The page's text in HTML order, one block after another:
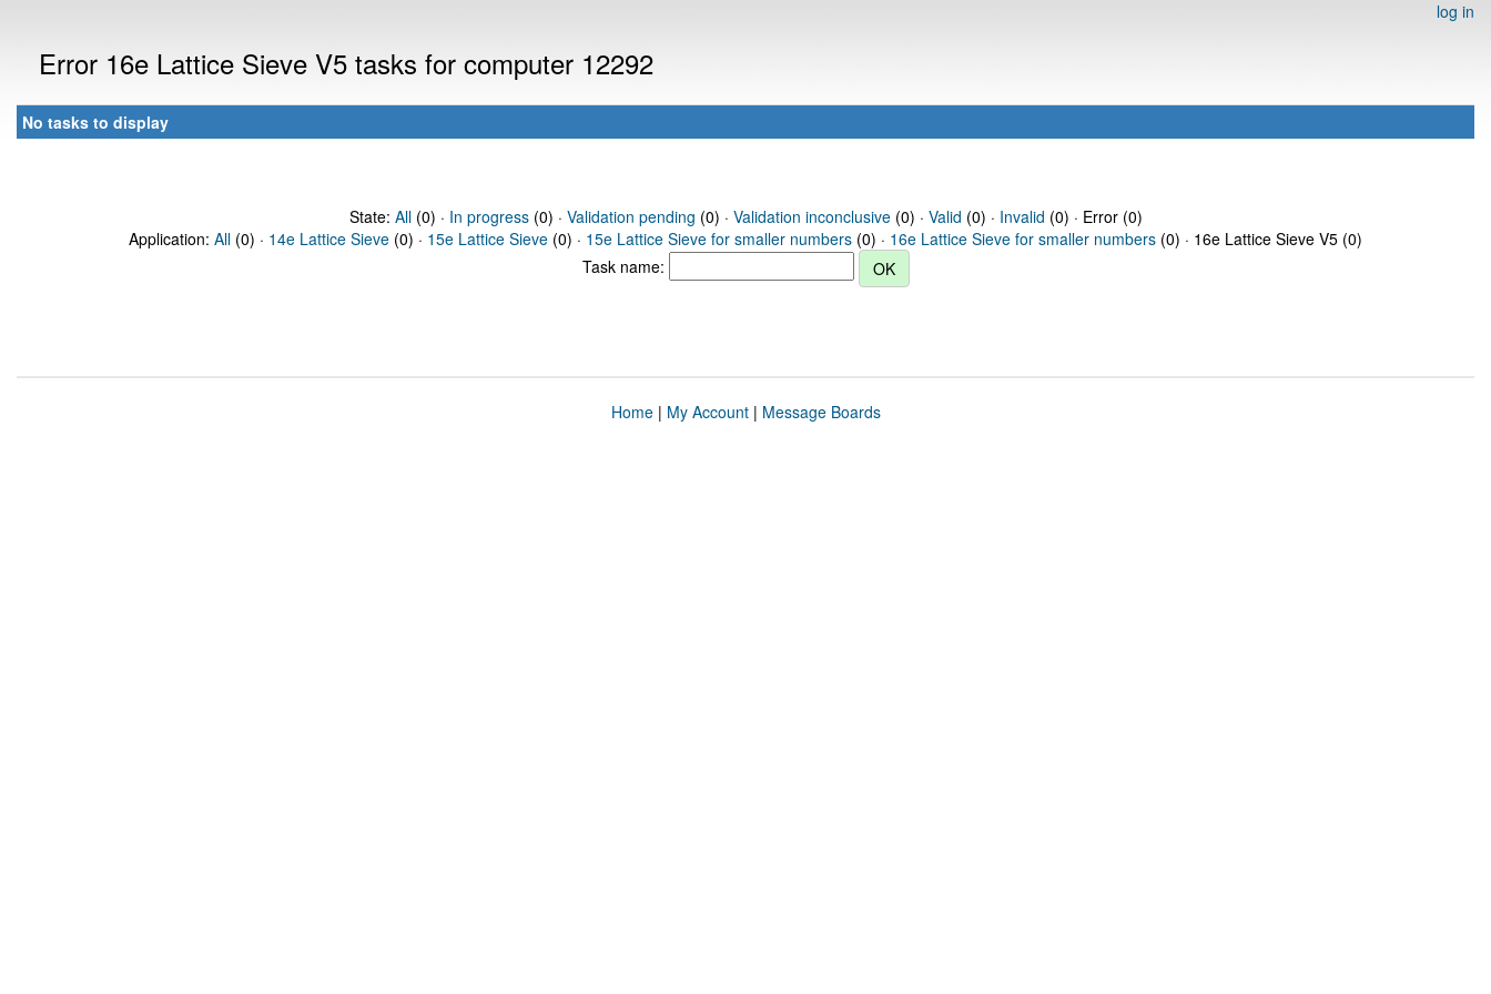
log in
Error 16e Lattice Sieve V5 tasks for computer 12292
No tasks to display
State: All(0) · In progress(0) · Validation pending (0) · Validation inconclusive(0) · Valid (0) · Invalid (0) · Error (0)
Application: All (0) · 14e Lattice Sieve (0) · 15e Lattice Sieve (0) · 15e Lattice Sieve for smaller numbers (0) · 16e Lattice Sieve for smaller numbers (0) · 16e Lattice Sieve V5 (0)
Task name:
Home| My Account| Message Boards